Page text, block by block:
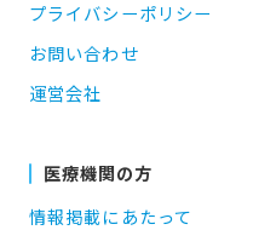
プライバシーポリシー
お問い合わせ
運営会社
医療機関の方
情報掲載にあたって